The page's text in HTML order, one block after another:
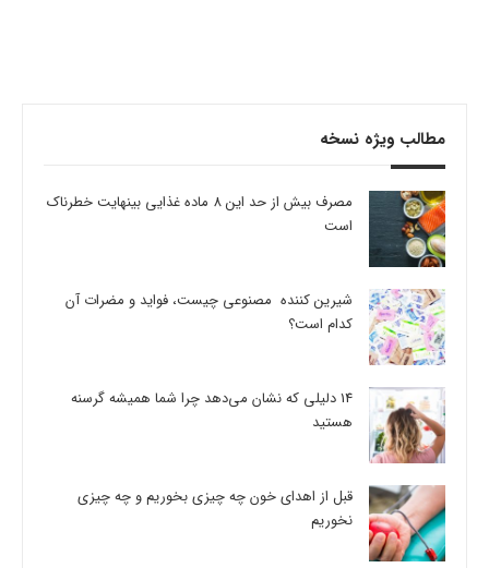
مطالب ویژه نسخه
مصرف بیش از حد این 8 ماده غذایی بینهایت خطرناک
است
شیرین کننده مصنوعی چیست، فواید و مضرات آن
کدام است؟
14 دلیلی که نشان می‌دهد چرا شما همیشه گرسنه
هستید
قبل از اهدای خون چه چیزی بخوریم و چه چیزی
نخوریم